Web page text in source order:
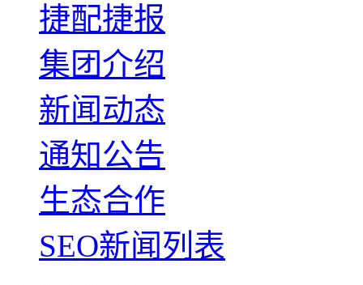
捷配捷报
集团介绍
新闻动态
通知公告
生态合作
SEO新闻列表